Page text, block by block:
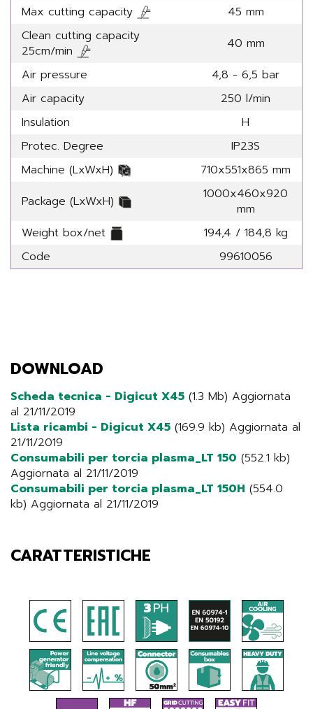
Max cutting capacity
45 mm
Clean cutting capacity
25cm/min
40 mm
Air pressure
4,8 - 6,5 bar
Air capacity
250 l/min
Insulation
H
Protec. Degree
IP23S
Machine (LxWxH)
710x551x865 mm
Package (LxWxH)
1000x460x920
mm
Weight box/net
194,4 / 184,8 kg
Code
99610056
DOWNLOAD
Scheda tecnica - Digicut X45 (1.3 Mb) Aggiornata
al 21/11/2019
Lista ricambi - Digicut X45 (169.9 kb) Aggiornata al
21/11/2019
Consumabili per torcia plasma_LT 150 (552.1 kb)
Aggiornata al 21/11/2019
Consumabili per torcia plasma_LT 150H (554.0
kb) Aggiornata al 21/11/2019
CARATTERISTICHE